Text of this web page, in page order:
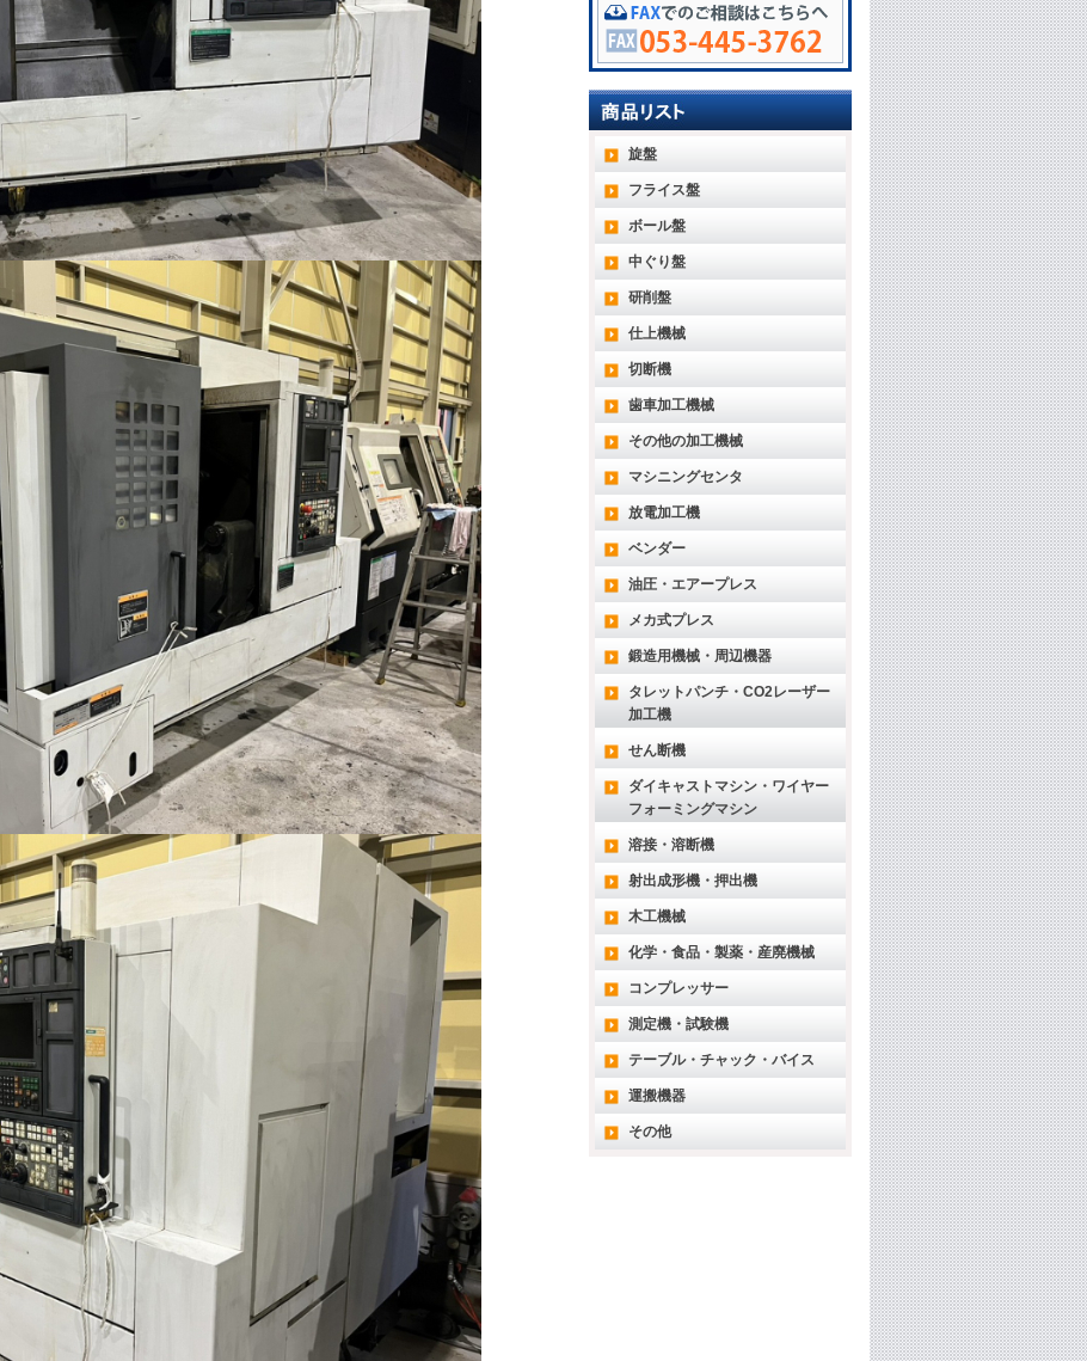
旋盤
フライス盤
ボール盤
中ぐり盤
研削盤
仕上機械
切断機
歯車加工機械
その他の加工機械
マシニングセンタ
放電加工機
ベンダー
油圧・エアープレス
メカ式プレス
鍛造用機械・周辺機器
タレットパンチ・CO2レーザー
加工機
せん断機
ダイキャストマシン・ワイヤー
フォーミングマシン
溶接・溶断機
射出成形機・押出機
木工機械
化学・食品・製薬・産廃機械
コンプレッサー
測定機・試験機
テーブル・チャック・バイス
運搬機器
その他